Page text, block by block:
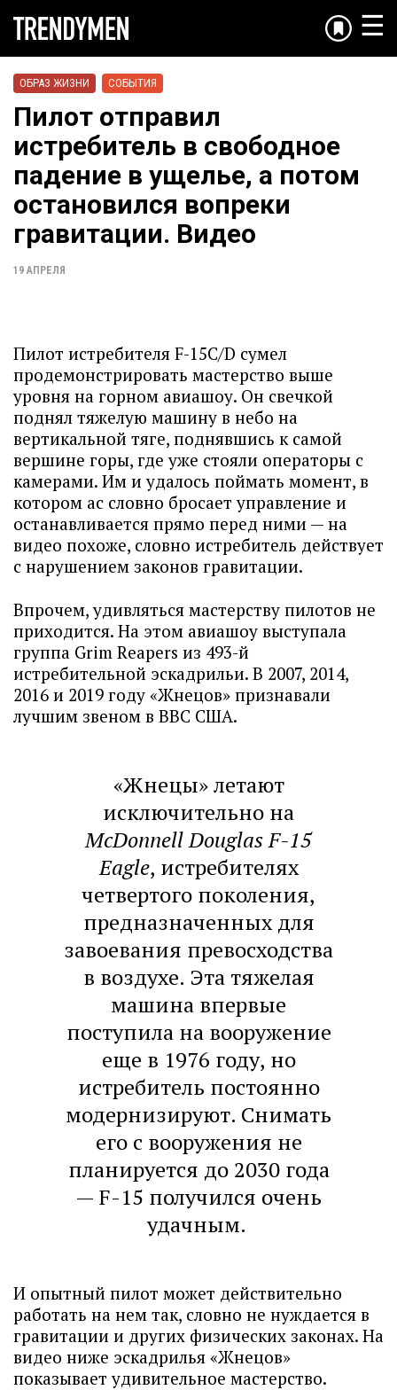
☰
ОБРАЗ ЖИЗНИ СОБЫТИЯ
Пилот отправил
истребитель в свободное
падение в ущелье, а потом
остановился вопреки
гравитации. Видео
19 АПРЕЛЯ
Пилот истребителя F-15C/D сумел
продемонстрировать мастерство выше
уровня на горном авиашоу. Он свечкой
поднял тяжелую машину в небо на
вертикальной тяге, поднявшись к самой
вершине горы, где уже стояли операторы с
камерами. Им и удалось поймать момент, в
котором ас словно бросает управление и
останавливается прямо перед ними — на
видео похоже, словно истребитель действует
с нарушением законов гравитации.
Впрочем, удивляться мастерству пилотов не
приходится. На этом авиашоу выступала
группа Grim Reapers из 493-й
истребительной эскадрильи. В 2007, 2014,
2016 и 2019 году «Жнецов» признавали
лучшим звеном в ВВС США.
«Жнецы» летают
исключительно на
McDonnell Douglas F-15
Eagle, истребителях
четвертого поколения,
предназначенных для
завоевания превосходства
в воздухе. Эта тяжелая
машина впервые
поступила на вооружение
еще в 1976 году, но
истребитель постоянно
модернизируют. Снимать
его с вооружения не
планируется до 2030 года
— F-15 получился очень
удачным.
И опытный пилот может действительно
работать на нем так, словно не нуждается в
гравитации и других физических законах. На
видео ниже эскадрилья «Жнецов»
показывает удивительное мастерство.